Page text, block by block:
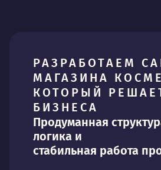
РАЗРАБОТАЕМ
МАГАЗИНА
КОТОРЫЙ
БИЗНЕСА
Продуманная
логика и
стабильная работа